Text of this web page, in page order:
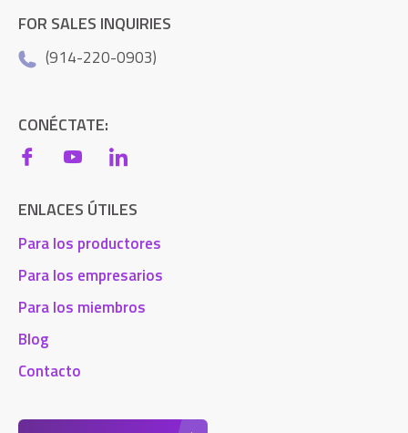
FOR SALES INQUIRIES
(914-220-0903)
CONÉCTATE:
ENLACES ÚTILES
Para los productores
Para los empresarios
Para los miembros
Blog
Contacto